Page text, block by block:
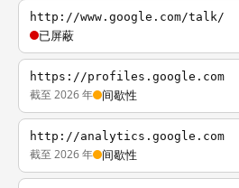
http://www.google.com/talk/
已屏蔽
https://profiles.google.com
截至 2026 年 间歇性
http://analytics.google.com
截至 2026 年 间歇性